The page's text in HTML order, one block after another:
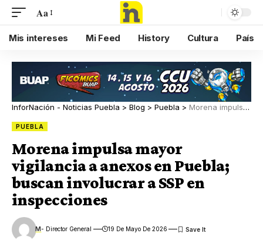
Aa
Mis intereses Mi Feed History Cultura País
InforNación - Noticias Puebla > Blog > Puebla > Morena impulsa mayor vigilancia a anexos en Puebla; buscan involucrar a SSP en inspecciones
PUEBLA
Morena impulsa mayor
vigilancia a anexos en Puebla;
buscan involucrar a SSP en
inspecciones
M- Director General 19 De Mayo De 2026